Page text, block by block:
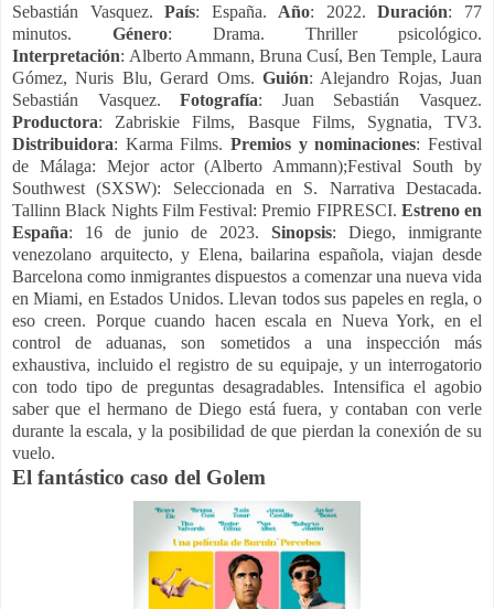
Sebastián Vasquez.País: España. Año: 2022.Duración: 77
minutos. Género: Drama. Thriller psicológico.
Interpretación: Alberto Ammann, Bruna Cusí, Ben Temple, Laura
Gómez, Nuris Blu, Gerard Oms. Guión: Alejandro Rojas, Juan
Sebastián Vasquez.Fotografía: Juan Sebastián Vasquez.
Productora: Zabriskie Films, Basque Films, Sygnatia, TV3.
Distribuidora: Karma Films. Premios y nominaciones: Festival
de Málaga: Mejor actor (Alberto Ammann);Festival South by
Southwest (SXSW): Seleccionada en S. Narrativa Destacada.
Tallinn Black Nights Film Festival: Premio FIPRESCI. Estreno en
España: 16 de junio de 2023. Sinopsis: Diego, inmigrante
venezolano arquitecto, y Elena, bailarina española, viajan desde
Barcelona como inmigrantes dispuestos a comenzar una nueva vida
en Miami, en Estados Unidos. Llevan todos sus papeles en regla, o
eso creen. Porque cuando hacen escala en Nueva York, en el
control de aduanas, son sometidos a una inspección más
exhaustiva, incluido el registro de su equipaje, y un interrogatorio
con todo tipo de preguntas desagradables. Intensifica el agobio
saber que el hermano de Diego está fuera, y contaban con verle
durante la escala, y la posibilidad de que pierdan la conexión de su
vuelo.
El fantástico caso del Golem